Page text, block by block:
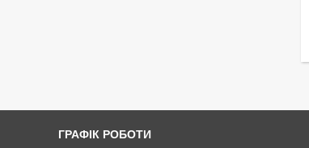
ГРАФІК РОБОТИ